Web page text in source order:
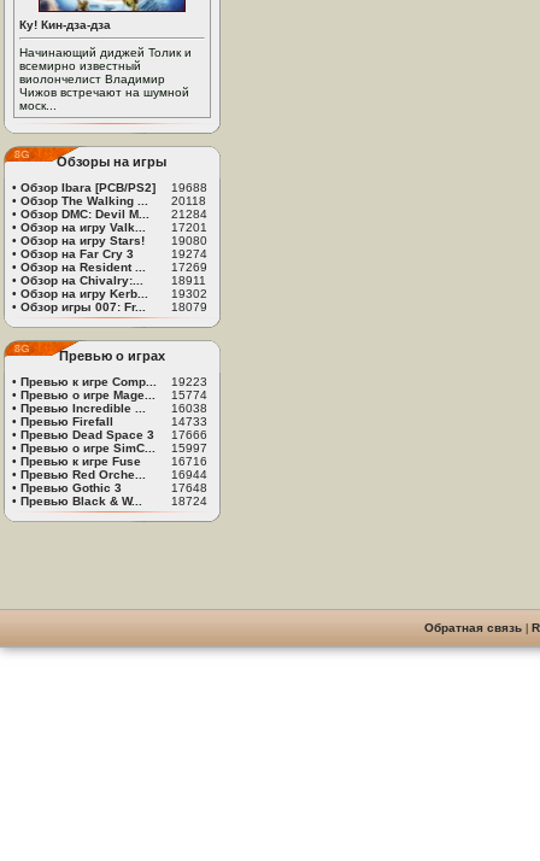
Ку! Кин-дза-дза
Начинающий диджей Толик и
всемирно известный
виолончелист Владимир
Чижов встречают на шумной
моск...
Обзоры на игры
• Обзор Ibara [PCB/PS2]
19688
• Обзор The Walking ...
20118
• Обзор DMC: Devil M...
21284
• Обзор на игру Valk...
17201
• Обзор на игру Stars!
19080
• Обзор на Far Cry 3
19274
• Обзор на Resident ...
17269
• Обзор на Chivalry:...
18911
• Обзор на игру Kerb...
19302
• Обзор игры 007: Fr... 18079
Превью о играх
• Превью к игре Comp...
19223
• Превью о игре Mage...
15774
• Превью Incredible ...
16038
• Превью Firefall
14733
• Превью Dead Space 3
17666
• Превью о игре SimC...
15997
• Превью к игре Fuse
16716
• Превью Red Orche...
16944
• Превью Gothic 3
17648
• Превью Black & W... 18724
Обратная связь